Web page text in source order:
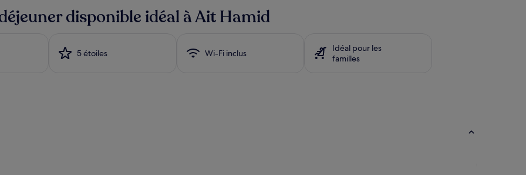
disponible idéal à Ait Hamid
5 étoiles Wi-Fi inclus
Idéal pour les
familles